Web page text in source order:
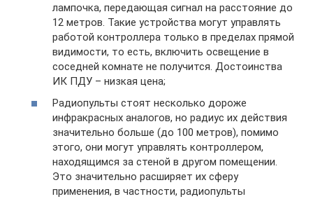
лампочка, передающая сигнал на расстояние до
12 метров. Такие устройства могут управлять
работой контроллера только в пределах прямой
видимости, то есть, включить освещение в
соседней комнате не получится. Достоинства
ИК ПДУ – низкая цена;
Радиопульты стоят несколько дороже
инфракрасных аналогов, но радиус их действия
значительно больше (до 100 метров), помимо
этого, они могут управлять контроллером,
находящимся за стеной в другом помещении.
Это значительно расширяет их сферу
применения, в частности, радиопульты